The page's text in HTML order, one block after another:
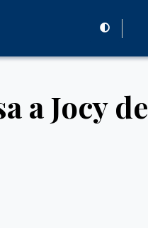
a Jocy de